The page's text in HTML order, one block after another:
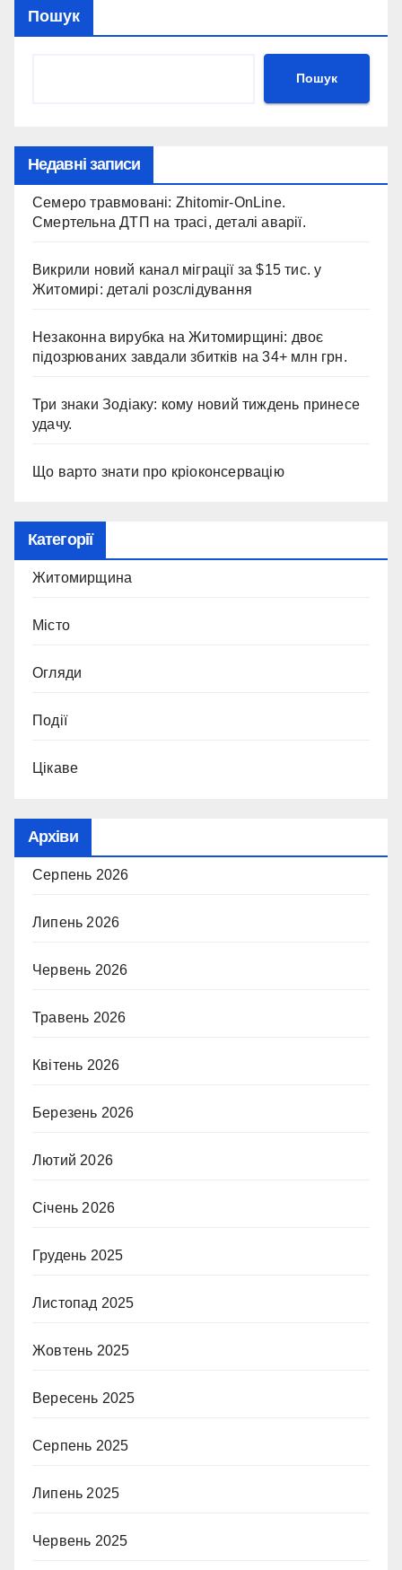
Пошук
Пошук
Недавні записи
Семеро травмовані: Zhitomir-OnLine.
Смертельна ДТП на трасі, деталі аварії.
Викрили новий канал міграції за $15 тис. у
Житомирі: деталі розслідування
Незаконна вирубка на Житомирщині: двоє
підозрюваних завдали збитків на 34+ млн грн.
Три знаки Зодіаку: кому новий тиждень принесе
удачу.
Що варто знати про кріоконсервацію
Категорії
Житомирщина
Місто
Огляди
Події
Цікаве
Архіви
Серпень 2026
Липень 2026
Червень 2026
Травень 2026
Квітень 2026
Березень 2026
Лютий 2026
Січень 2026
Грудень 2025
Листопад 2025
Жовтень 2025
Вересень 2025
Серпень 2025
Липень 2025
Червень 2025